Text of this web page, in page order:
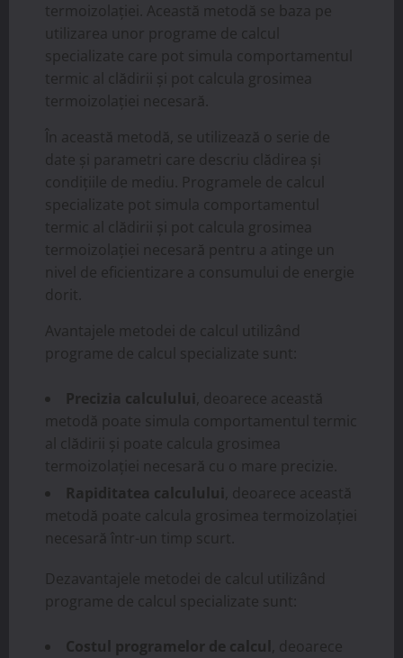
termoizolației. Această metodă se baza pe
utilizarea unor programe de calcul
specializate care pot simula comportamentul
termic al clădirii și pot calcula grosimea
termoizolației necesară.
În această metodă, se utilizează o serie de
date și parametri care descriu clădirea și
condițiile de mediu. Programele de calcul
specializate pot simula comportamentul
termic al clădirii și pot calcula grosimea
termoizolației necesară pentru a atinge un
nivel de eficientizare a consumului de energie
dorit.
Avantajele metodei de calcul utilizând
programe de calcul specializate sunt:
Precizia calculului, deoarece această
metodă poate simula comportamentul termic
al clădirii și poate calcula grosimea
termoizolației necesară cu o mare precizie.
Rapiditatea calculului, deoarece această
metodă poate calcula grosimea termoizolației
necesară într-un timp scurt.
Dezavantajele metodei de calcul utilizând
programe de calcul specializate sunt:
Costul programelor de calcul, deoarece